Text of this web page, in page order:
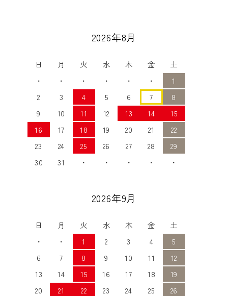
2026年8月
日 月 火 水 木 金
土
・
・ ・ ・ ・ ・
1
2
3 4 5 6 7
8
9
10 11 12 13 14
15
16
17 18 19 20 21
22
23
24 25 26 27 28
29
30
31 ・ ・ ・ ・ ・
2026年9月
日 月 火 水 木 金
土
・
・ 1 2 3 4
5
6
7 8 9 10 11
12
13
14 15 16 17 18
19
20
21 22 23 24 25
26